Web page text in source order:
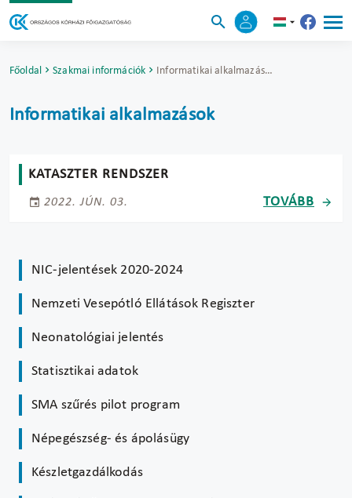
Főoldal Szakmai információk Informatikai alkalmazások
Informatikai alkalmazások
KATASZTER RENDSZER
2022. JÚN. 03. TOVÁBB
NIC-jelentések 2020-2024
Nemzeti Vesepótló Ellátások Regiszter
Neonatológiai jelentés
Statisztikai adatok
SMA szűrés pilot program
Népegészség- és ápolásügy
Készletgazdálkodás